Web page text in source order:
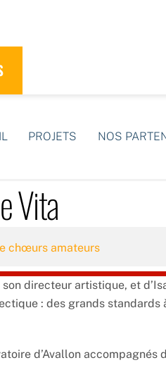
PROJETS NOS
Vita
chœurs amateurs
directeur artistique, et
: des grands standards
d’Avallon accompagnés